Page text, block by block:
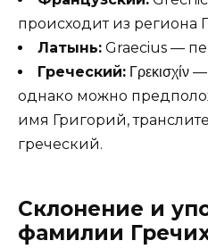
происходит из региона
Латынь: Graecius —
Греческий: Γρεκισχίν
однако можно
имя Григорий,
греческий.
Склонение и
фамилии